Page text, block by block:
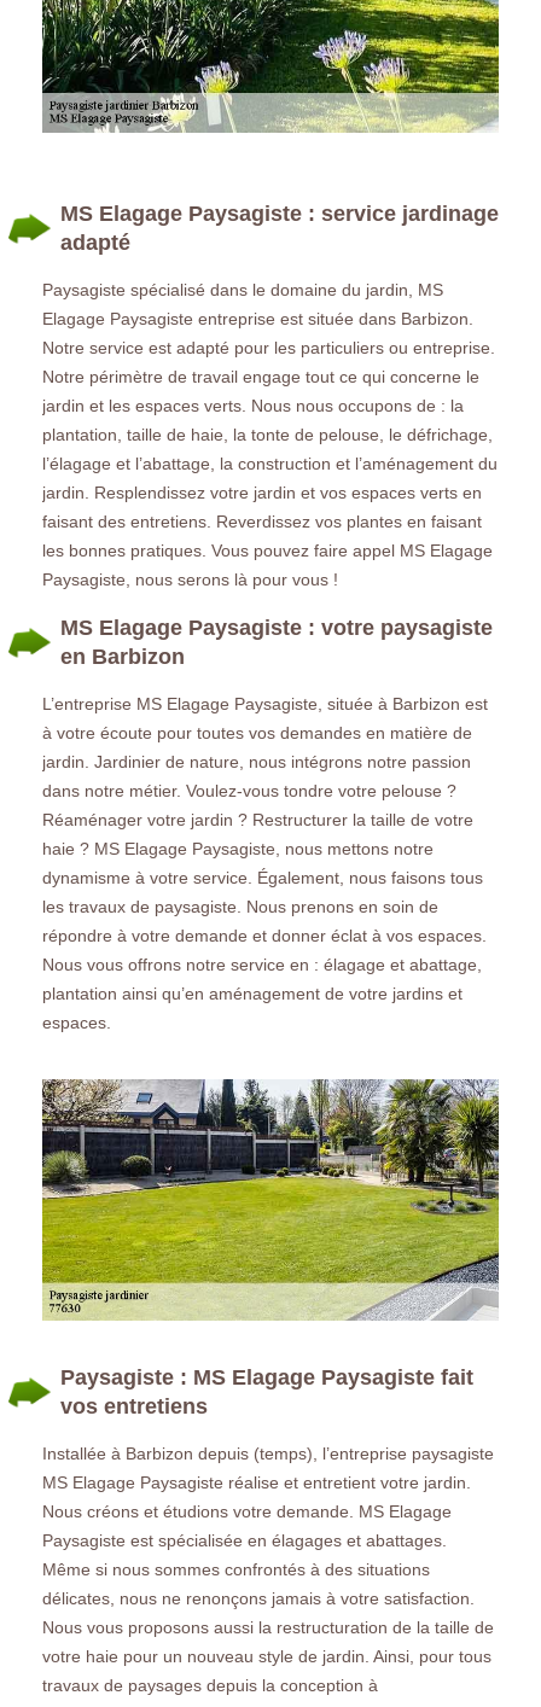
MS Elagage Paysagiste : service jardinage
adapté
Paysagiste spécialisé dans le domaine du jardin, MS
Elagage Paysagiste entreprise est située dans Barbizon.
Notre service est adapté pour les particuliers ou entreprise.
Notre périmètre de travail engage tout ce qui concerne le
jardin et les espaces verts. Nous nous occupons de : la
plantation, taille de haie, la tonte de pelouse, le défrichage,
l’élagage et l’abattage, la construction et l’aménagement du
jardin. Resplendissez votre jardin et vos espaces verts en
faisant des entretiens. Reverdissez vos plantes en faisant
les bonnes pratiques. Vous pouvez faire appel MS Elagage
Paysagiste, nous serons là pour vous !
MS Elagage Paysagiste : votre paysagiste
en Barbizon
L’entreprise MS Elagage Paysagiste, située à Barbizon est
à votre écoute pour toutes vos demandes en matière de
jardin. Jardinier de nature, nous intégrons notre passion
dans notre métier. Voulez-vous tondre votre pelouse ?
Réaménager votre jardin ? Restructurer la taille de votre
haie ? MS Elagage Paysagiste, nous mettons notre
dynamisme à votre service. Également, nous faisons tous
les travaux de paysagiste. Nous prenons en soin de
répondre à votre demande et donner éclat à vos espaces.
Nous vous offrons notre service en : élagage et abattage,
plantation ainsi qu’en aménagement de votre jardins et
espaces.
Paysagiste : MS Elagage Paysagiste fait
vos entretiens
Installée à Barbizon depuis (temps), l’entreprise paysagiste
MS Elagage Paysagiste réalise et entretient votre jardin.
Nous créons et étudions votre demande. MS Elagage
Paysagiste est spécialisée en élagages et abattages.
Même si nous sommes confrontés à des situations
délicates, nous ne renonçons jamais à votre satisfaction.
Nous vous proposons aussi la restructuration de la taille de
votre haie pour un nouveau style de jardin. Ainsi, pour tous
travaux de paysages depuis la conception à